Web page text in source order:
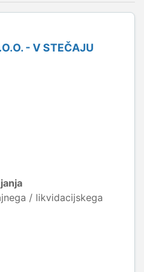
- V STEČAJU
/ likvidacijskega